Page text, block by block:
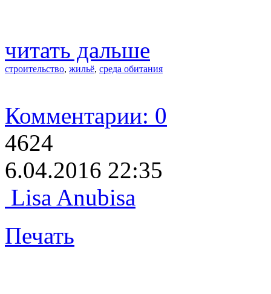
читать дальше
строительство, жильё, среда обитания
Комментарии: 0
4624
6.04.2016 22:35
Lisa Anubisa
Печать